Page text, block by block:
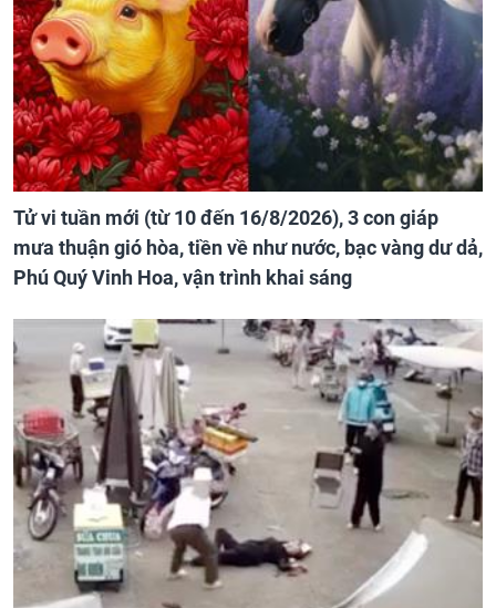
Tử vi tuần mới (từ 10 đến 16/8/2026), 3 con giáp
mưa thuận gió hòa, tiền về như nước, bạc vàng dư dả,
Phú Quý Vinh Hoa, vận trình khai sáng